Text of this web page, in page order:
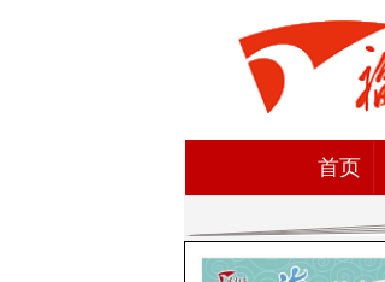
首页